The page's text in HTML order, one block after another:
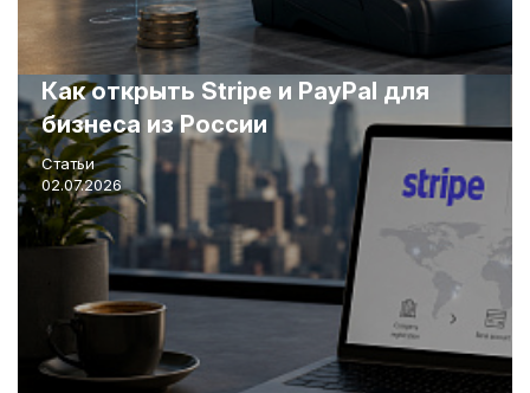
Как открыть Stripe и PayPal для
бизнеса из России
Статьи
02.07.2026